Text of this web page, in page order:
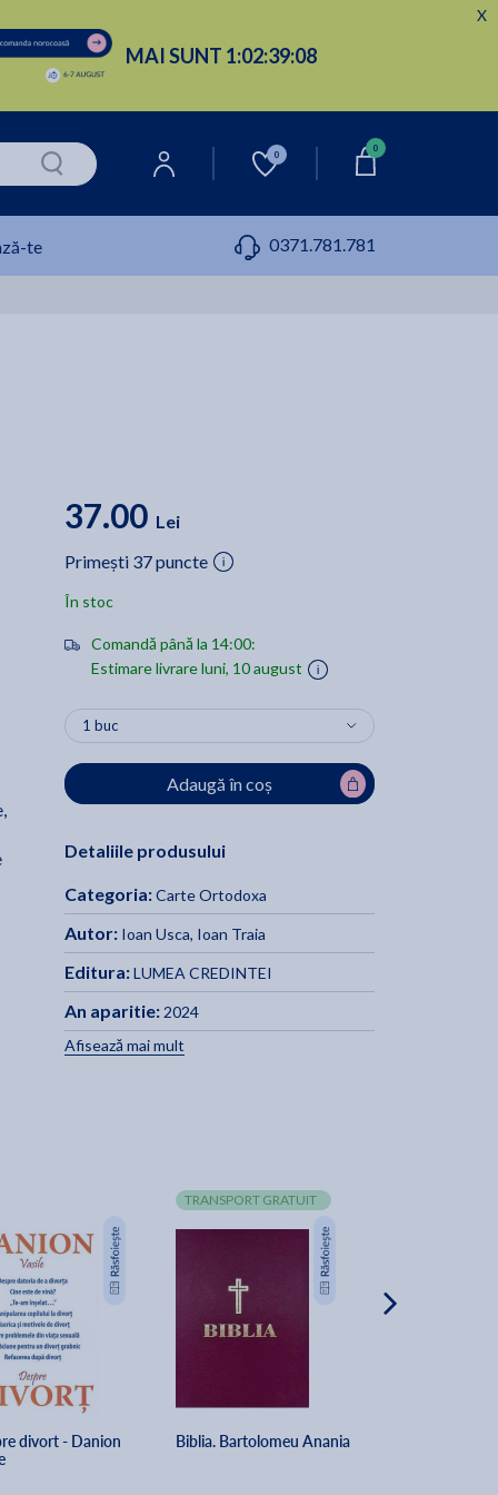
MAI SUNT 1:02:39:07
X
0
0
te 0371.781.781
37.00 Lei
Primești 37 puncte
În stoc
Comandă până la 14:00:
Estimare livrare luni, 10 august
Adaugă în coș
Detaliile produsului
Categoria:Carte Ortodoxa
Autor: Ioan Usca, Ioan Traia
Editura:LUMEA CREDINTEI
An aparitie:2024
Afisează mai mult
divort - Danion
TRANSPORT GRATUIT
Biblia. Bartolomeu Anania